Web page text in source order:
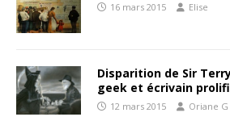
16 mars 2015 Elise
Disparition de Sir
geek et écrivain
12 mars 2015 Oriane G